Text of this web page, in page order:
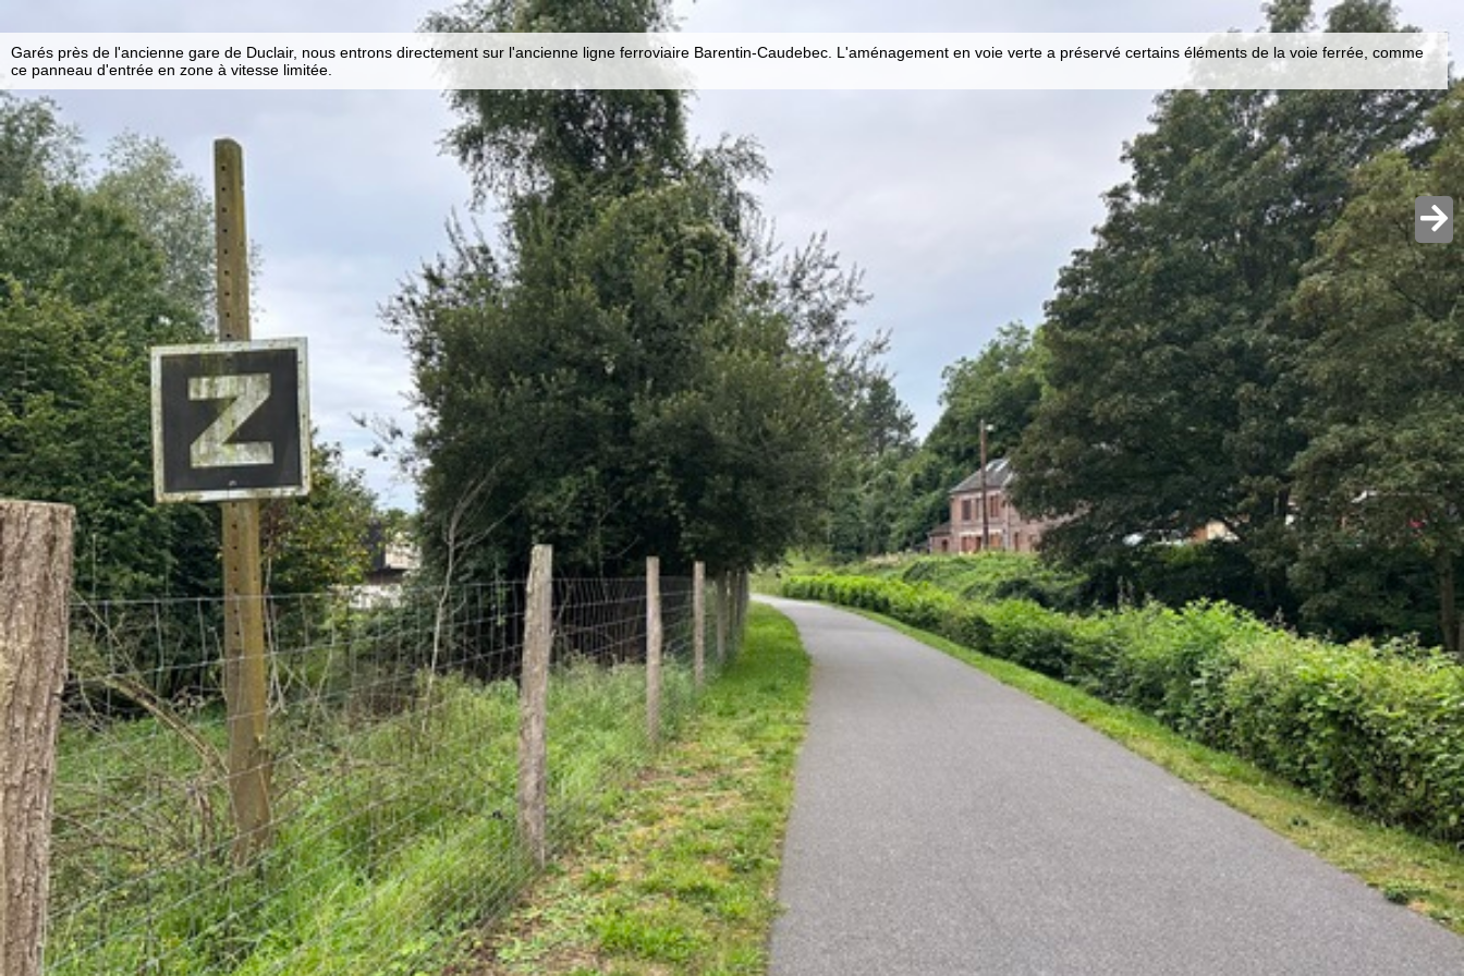
Garés près de l'ancienne gare de Duclair, nous entrons directement sur l'ancienne ligne ferroviaire Barentin-Caudebec. L'aménagement en voie verte a préservé certains éléments de la voie ferrée, comme
ce panneau d'entrée en zone à vitesse limitée.